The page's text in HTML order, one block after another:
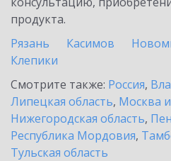
продукта.
Рязань
Касимов
Клепики
Смотрите также: Россия,
Липецкая область, Москва
Нижегородская область,
Республика Мордовия,
Тульская область